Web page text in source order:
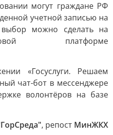
могут граждане РФ
учетной записью на
выбор можно сделать на
платформе
«Госуслуги. Решаем
чат-бот в мессенджере
волонтёров на базе
, репост МинЖКХ